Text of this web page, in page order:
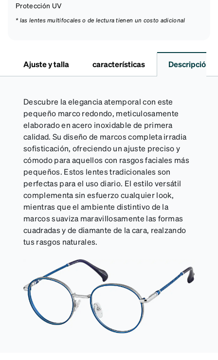
Protección UV
* las lentes multifocales o de lectura tienen un costo adicional
Ajuste y talla características Descripción
Descubre la elegancia atemporal con este
pequeño marco redondo, meticulosamente
elaborado en acero inoxidable de primera
calidad. Su diseño de marcos completa irradia
sofisticación, ofreciendo un ajuste preciso y
cómodo para aquellos con rasgos faciales más
pequeños. Estos lentes tradicionales son
perfectas para el uso diario. El estilo versátil
complementa sin esfuerzo cualquier look,
mientras que el ambiente distintivo de la
marcos suaviza maravillosamente las formas
cuadradas y de diamante de la cara, realzando
tus rasgos naturales.